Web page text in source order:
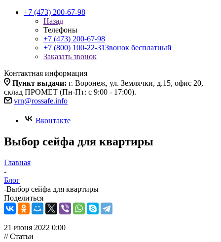
+7 (473) 200-67-98
Назад
Телефоны
+7 (473) 200-67-98
+7 (800) 100-22-31Звонок бесплатный
Заказать звонок
Контактная информация
Пункт выдачи: г. Воронеж, ул. Землячки, д.15, офис 20,
склад ПРОМЕТ (Пн-Пт: с 9:00 - 17:00).
vrn@rossafe.info
Вконтакте
Выбор сейфа для квартиры
Главная
-
Блог
-Выбор сейфа для квартиры
Поделиться
21 июня 2022 0:00
// Статьи